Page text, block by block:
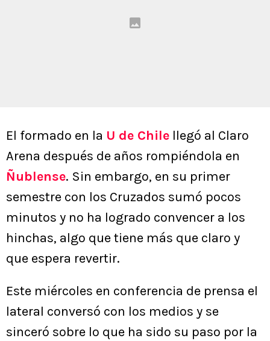
El formado en la U de Chile llegó al Claro
Arena después de años rompiéndola en
Ñublense. Sin embargo, en su primer
semestre con los Cruzados sumó pocos
minutos y no ha logrado convencer a los
hinchas, algo que tiene más que claro y
que espera revertir.
Este miércoles en conferencia de prensa el
lateral conversó con los medios y se
sinceró sobre lo que ha sido su paso por la